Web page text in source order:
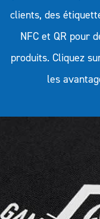
clients, des
NFC et QR pour
produits. Cliquez
les